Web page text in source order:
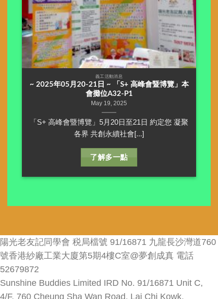
義工活動消息
~ 2025年05月20-21日 ~ 「S+ 高峰會暨博覽」本
會攤位A32-P1
May 19, 2025
「S+ 高峰會暨博覽」5月20日至21日 約定您 凝聚
各界 共創永續社會[...]
了解多一點
陽光老友記同學會 税局檔號 91/16871 九龍長沙灣道760
號香港紗廠工業大廈第5期4樓C室@夢創成真 電話
52679872
Sunshine Buddies Limited IRD No. 91/16871 Unit C,
4/F, 760 Cheung Sha Wan Road, Lai Chi Kowk,